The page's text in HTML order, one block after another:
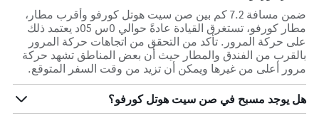
ضمن مسافة 7.2 كم بين صن سيت هوتل كورفو وأقرب مطار،
مطار كورفو، تستغرق القيادة عادةً حوالي 0س 05د يعتمد ذلك
على حركة المرور. تأكد من التحقق من اتجاهات حركة المرور
بالقرب من الفندق والمطار حيث أن بعض المناطق تشهد حركة
مرور أعلى من غيرها ويمكن أن تزيد من وقت السفر المتوقع.
هل يوجد مسبح في صن سيت هوتل كورفو؟